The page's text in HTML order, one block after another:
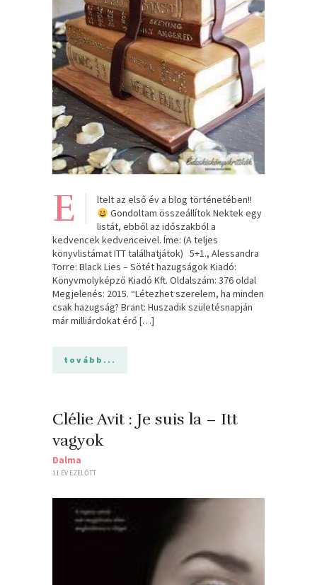
E
ltelt az első év a blog történetében!!
Gondoltam összeállítok Nektek egy
listát, ebből az időszakból a
kedvencek kedvenceivel. Íme: (A teljes
könyvlistámat ITT találhatjátok) 5+1., Alessandra
Torre: Black Lies – Sötét hazugságok Kiadó:
Könyvmolyképző Kiadó Kft. Oldalszám: 376 oldal
Megjelenés: 2015. “Létezhet szerelem, ha minden
csak hazugság? Brant: Huszadik születésnapján
már milliárdokat érő […]
tovább...
Clélie Avit : Je suis la – Itt
vagyok
Dalma
11 ÉV EZELŐTT